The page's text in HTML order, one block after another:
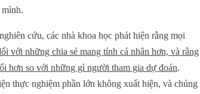
cứu, các nhà khoa học phát hiện rằng mọi
với những chia sẻ mang tính cá nhân hơn, và rằng
hơn so với những gì người tham gia dự đoán.
thực nghiệm phần lớn không xuất hiện, và chúng